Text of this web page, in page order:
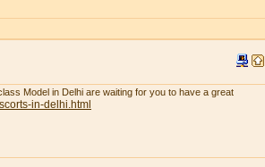
Model in Delhi are waiting for you to have a great
in-delhi.html